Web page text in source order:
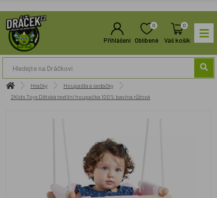
Přihlášení
0
Oblíbené
0
Váš košík
Hračky
Houpadla a sedačky
2Kids Toys Dětská textilní houpačka 100% bavlna růžová